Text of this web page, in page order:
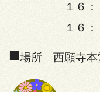
１６
１６：１
■場所 西願寺本